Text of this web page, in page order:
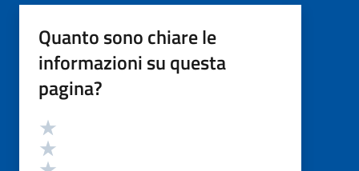
Quanto sono chiare le
informazioni su questa
pagina?
Valutazione